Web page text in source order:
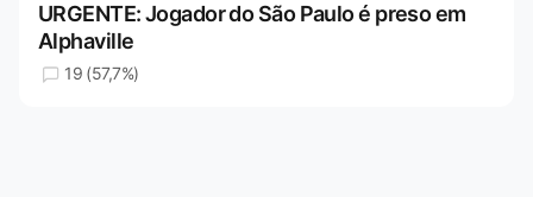
URGENTE: Jogador do São Paulo é preso em
Alphaville
19 (57,7%)